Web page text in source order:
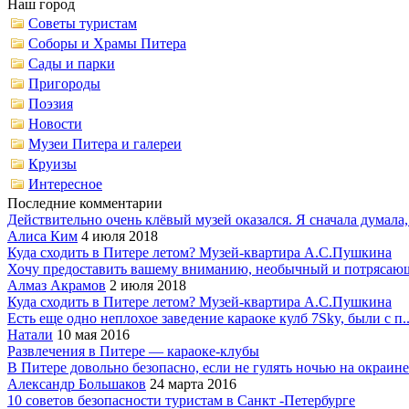
Наш город
Советы туристам
Соборы и Храмы Питера
Сады и парки
Пригороды
Поэзия
Новости
Музеи Питера и галереи
Круизы
Интересное
Последние комментарии
Действительно очень клёвый музей оказался. Я сначала
Алиса Ким 4 июля 2018
Куда сходить в Питере летом? Музей-квартира А.С.Пушкина
Хочу предоставить вашему вниманию, необычный и
Алмаз Акрамов 2 июля 2018
Куда сходить в Питере летом? Музей-квартира А.С.Пушкина
Есть еще одно неплохое заведение караоке кулб 7Sky, были с
Натали 10 мая 2016
Развлечения в Питере — караоке-клубы
В Питере довольно безопасно, если не гулять ночью на
Александр Большаков 24 марта 2016
10 советов безопасности туристам в Санкт -Петербурге